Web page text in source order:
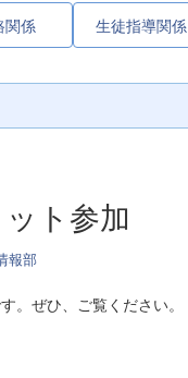
関係 生徒指導関係
ト参加
報部
。ぜひ、ご覧ください。